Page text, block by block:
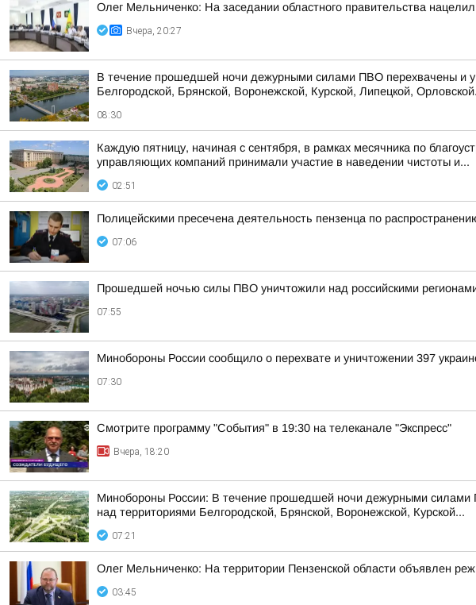
Олег Мельниченко: На заседании областного правительства
Вчера, 20:27
В течение прошедшей ночи дежурными силами ПВО перехвачены и
Белгородской, Брянской, Воронежской, Курской, Липецкой,
08:30
Каждую пятницу, начиная с сентября, в рамках месячника по
управляющих компаний принимали участие в наведении чистоты и...
02:51
Полицейскими пресечена деятельность пензенца по
07:06
Прошедшей ночью силы ПВО уничтожили над российскими
07:55
Минобороны России сообщило о перехвате и уничтожении 397
07:30
Смотрите программу "События" в 19:30 на телеканале "Экспресс"
Вчера, 18:20
Минобороны России: В течение прошедшей ночи дежурными силами
над территориями Белгородской, Брянской, Воронежской, Курской...
07:21
Олег Мельниченко: На территории Пензенской области объявлен
03:45